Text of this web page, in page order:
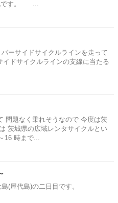
です。 ...
サイドサイクルラインを走って
ドサイクルラインの支線に当たる
問題なく乗れそうなので 今度は茨
茨城県の広域レンタサイクルとい
16 時まで...
(屋代島)の二日目です。